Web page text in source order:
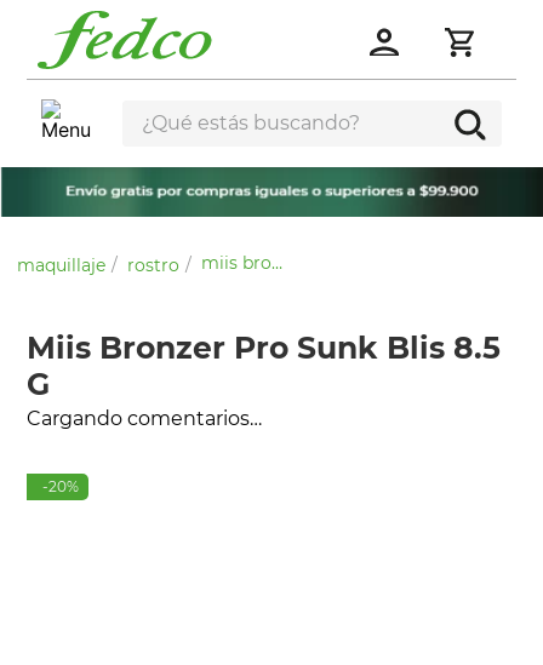
¿Qué estás buscando?
maquillaje rostro miis bronzer pro sunk blis 8.5 g
Miis Bronzer Pro Sunk Blis 8.5
G
Cargando comentarios…
-20%